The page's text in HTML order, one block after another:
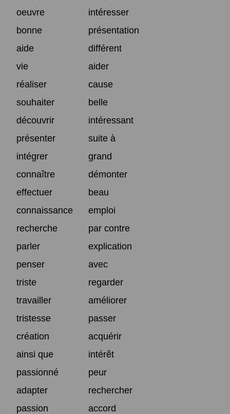
oeuvre
intéresser
bonne
présentation
aide
différent
vie
aider
réaliser
cause
souhaiter
belle
découvrir
intéressant
présenter
suite à
intégrer
grand
connaître
démonter
effectuer
beau
connaissance
emploi
recherche
par contre
parler
explication
penser
avec
triste
regarder
travailler
améliorer
tristesse
passer
création
acquérir
ainsi que
intérêt
passionné
peur
adapter
rechercher
passion
accord